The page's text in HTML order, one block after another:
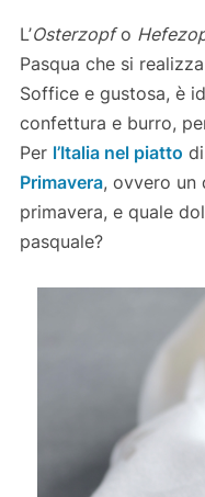
L’Osterzopfo
Pasqua che si
Soffice e gustosa, è
confettura e burro,
Per l’Italia nel piatto
Primavera, ovvero un
primavera, e quale
pasquale?